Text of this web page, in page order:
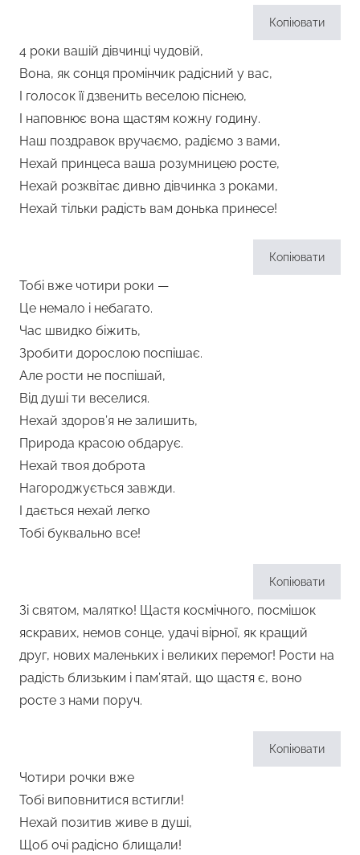
Копіювати
4 роки вашій дівчинці чудовій,
Вона, як сонця промінчик радісний у вас,
І голосок її дзвенить веселою піснею,
І наповнює вона щастям кожну годину.
Наш поздравок вручаємо, радіємо з вами,
Нехай принцеса ваша розумницею росте,
Нехай розквітає дивно дівчинка з роками,
Нехай тільки радість вам донька принесе!
Копіювати
Тобі вже чотири роки —
Це немало і небагато.
Час швидко біжить,
Зробити дорослою поспішає.
Але рости не поспішай,
Від душі ти веселися.
Нехай здоров’я не залишить,
Природа красою обдарує.
Нехай твоя доброта
Нагороджується завжди.
І дається нехай легко
Тобі буквально все!
Копіювати
Зі святом, малятко! Щастя космічного, посмішок
яскравих, немов сонце, удачі вірної, як кращий
друг, нових маленьких і великих перемог! Рости на
радість близьким і пам’ятай, що щастя є, воно
росте з нами поруч.
Копіювати
Чотири рочки вже
Тобі виповнитися встигли!
Нехай позитив живе в душі,
Щоб очі радісно блищали!